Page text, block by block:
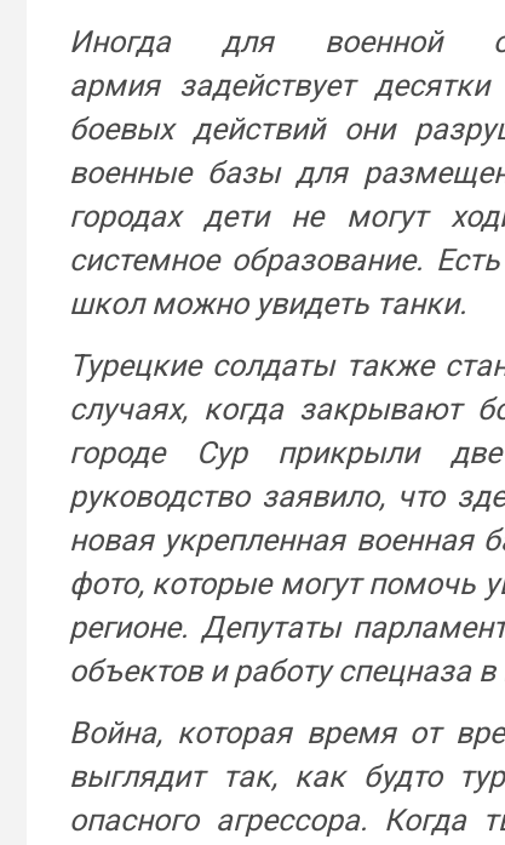
Иногда для военной
армия задействует
боевых действий они
военные базы для
городах дети не могут
системное образование.
школ можно увидеть танки.
Турецкие солдаты также
случаях, когда закрывают
городе Сур прикрыли
руководство заявило, что
новая укрепленная военная
фото, которые могут помочь
регионе. Депутаты
объектов и работу спецназа в
Война, которая время от
выглядит так, как будто
опасного агрессора. Когда